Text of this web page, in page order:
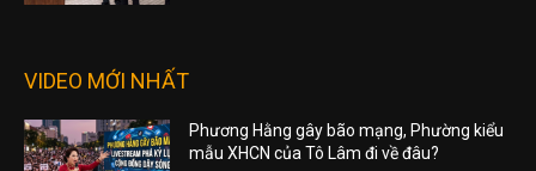
VIDEO MỚI NHẤT
Phương Hằng gây bão mạng, Phường kiểu
mẫu XHCN của Tô Lâm đi về đâu?